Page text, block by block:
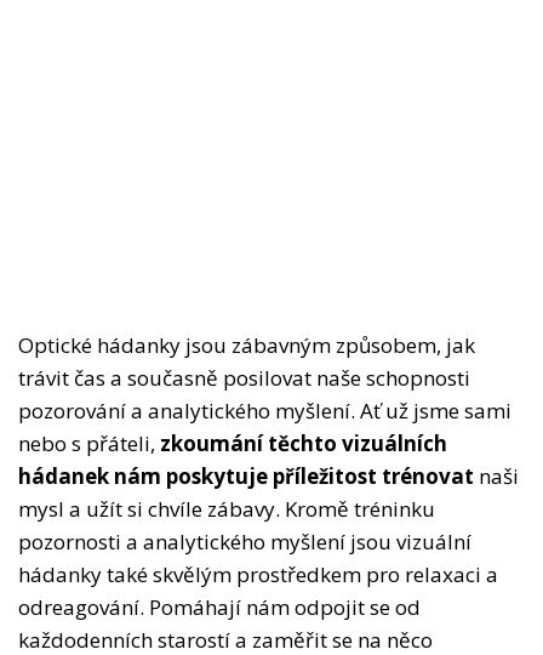
Optické hádanky jsou zábavným způsobem, jak
trávit čas a současně posilovat naše schopnosti
pozorování a analytického myšlení. Ať už jsme sami
nebo s přáteli, zkoumání těchto vizuálních
hádanek nám poskytuje příležitost trénovat naši
mysl a užít si chvíle zábavy. Kromě tréninku
pozornosti a analytického myšlení jsou vizuální
hádanky také skvělým prostředkem pro relaxaci a
odreagování. Pomáhají nám odpojit se od
každodenních starostí a zaměřit se na něco